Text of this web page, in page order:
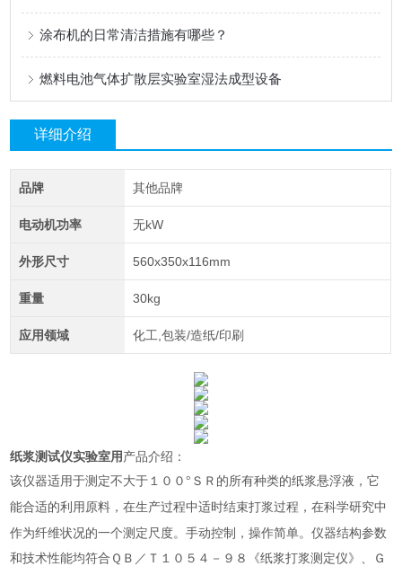
涂布机的日常清洁措施有哪些？
燃料电池气体扩散层实验室湿法成型设备
详细介绍
品牌 其他品牌
电动机功率 无kW
外形尺寸 560x350x116mm
重量 30kg
应用领域 化工,包装/造纸/印刷
纸浆测试仪实验室用产品介绍：
该仪器适用于测定不大于１００°ＳＲ的所有种类的纸浆悬浮液，它
能合适的利用原料，在生产过程中适时结束打浆过程，在科学研究中
作为纤维状况的一个测定尺度。手动控制，操作简单。仪器结构参数
和技术性能均符合ＱＢ／Ｔ１０５４－９８《纸浆打浆测定仪》、Ｇ